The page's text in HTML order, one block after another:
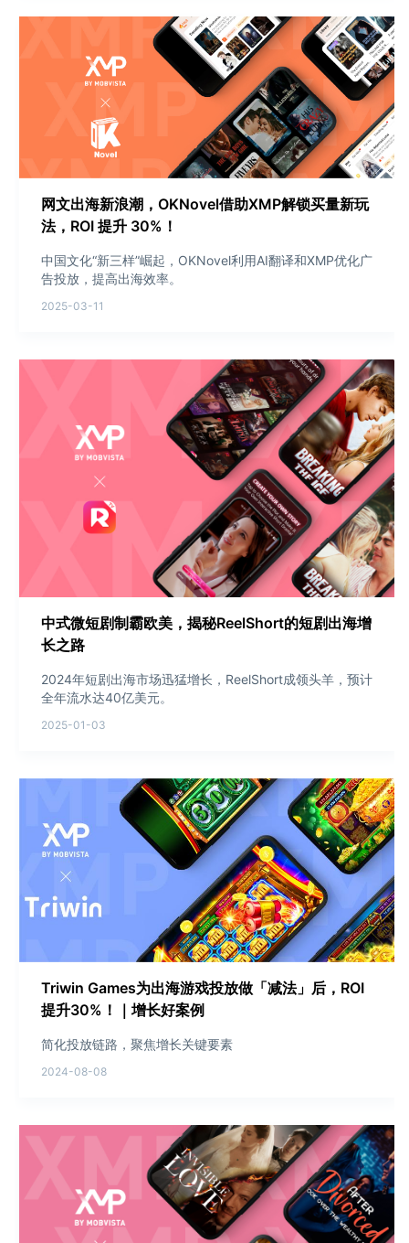
网文出海新浪潮，OKNovel借助XMP解锁买量新玩
法，ROI 提升 30%！
中国文化“新三样”崛起，OKNovel利用AI翻译和XMP优化广
告投放，提高出海效率。
2025-03-11
中式微短剧制霸欧美，揭秘ReelShort的短剧出海增
长之路
2024年短剧出海市场迅猛增长，ReelShort成领头羊，预计
全年流水达40亿美元。
2025-01-03
Triwin Games为出海游戏投放做「减法」后，ROI
提升30%！｜增长好案例
简化投放链路，聚焦增长关键要素
2024-08-08